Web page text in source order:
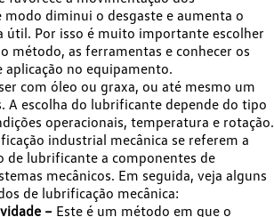
modo diminui o desgaste e aumenta o
útil. Por isso é muito importante escolher
método, as ferramentas e conhecer os
aplicação no equipamento.
com óleo ou graxa, ou até mesmo um
A escolha do lubrificante depende do tipo
operacionais, temperatura e rotação.
industrial mecânica se referem a
de lubrificante a componentes de
mecânicos. Em seguida, veja alguns
de lubrificação mecânica:
– Este é um método em que o